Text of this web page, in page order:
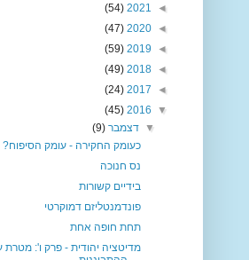
◄
2021
(54)
◄
2020
(47)
◄
2019
(59)
◄
2018
(49)
◄
2017
(24)
▼
2016
(45)
▼דצמבר(9)
כעומק החקירה - עומק הסיפוח?
נס חנוכה
בידיים קשורות
פונדמנטליזם דמוקרטי
תחת חופה אחת
מדיטציה יהודית - פרק ו': מטרת